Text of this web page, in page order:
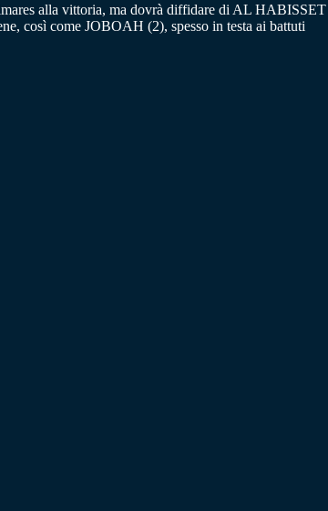
alla vittoria, ma dovrà diffidare di AL HABISSET
così come JOBOAH (2), spesso in testa ai battuti